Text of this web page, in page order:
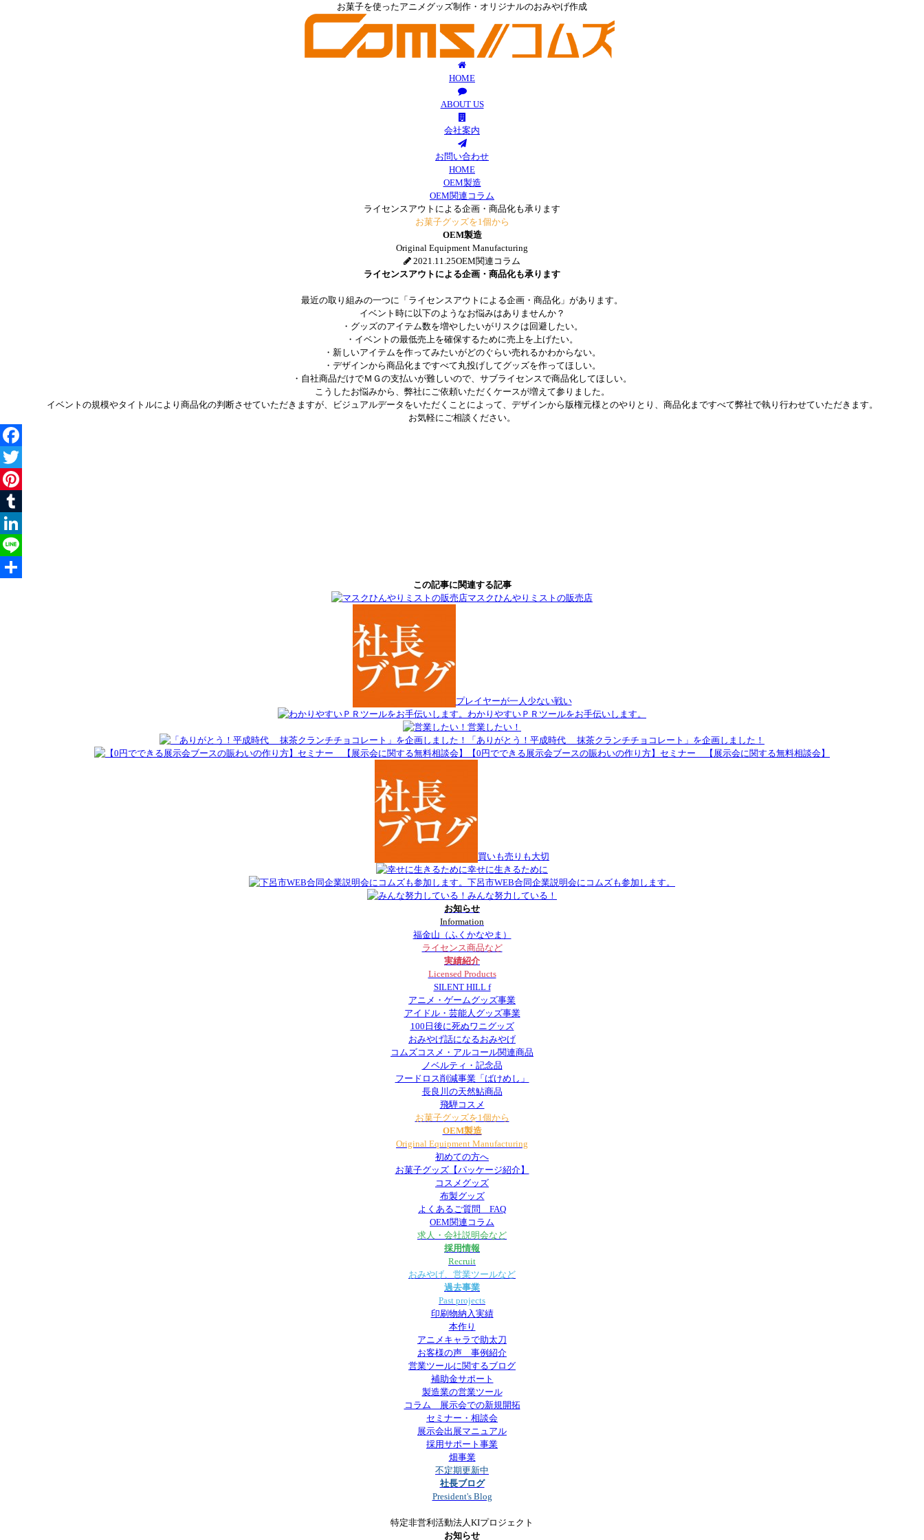
お菓子を使ったアニメグッズ制作・オリジナルのおみやげ作成
HOME
ABOUT US
会社案内
お問い合わせ
HOME
OEM製造
OEM関連コラム
ライセンスアウトによる企画・商品化も承ります
お菓子グッズを1個から
OEM製造
Original Equipment Manufacturing
2021.11.25OEM関連コラム
ライセンスアウトによる企画・商品化も承ります
最近の取り組みの一つに「ライセンスアウトによる企画・商品化」があります。
イベント時に以下のようなお悩みはありませんか？
・グッズのアイテム数を増やしたいがリスクは回避したい。
・イベントの最低売上を確保するために売上を上げたい。
・新しいアイテムを作ってみたいがどのぐらい売れるかわからない。
・デザインから商品化まですべて丸投げしてグッズを作ってほしい。
・自社商品だけでＭＧの支払いが難しいので、サブライセンスで商品化してほしい。
こうしたお悩みから、弊社にご依頼いただくケースが増えて参りました。
イベントの規模やタイトルにより商品化の判断させていただきますが、ビジュアルデータをいただくことによって、デザインから版権元様とのやりとり、商品化まですべて弊社で執り行わせていただきます。
お気軽にご相談ください。
共
有
この記事に関連する記事
マスクひんやりミストの販売店
プレイヤーが一人少ない戦い
わかりやすいＰＲツールをお手伝いします。
営業したい！
「ありがとう！平成時代 抹茶クランチチョコレート」を企画しました！
【0円でできる展示会ブースの賑わいの作り方】セミナー 【展示会に関する無料相談会】
買いも売りも大切
幸せに生きるために
下呂市WEB合同企業説明会にコムズも参加します。
みんな努力している！
お知らせ
Information
福金山（ふくかなやま）
ライセンス商品など
実績紹介
Licensed Products
SILENT HILL f
アニメ・ゲームグッズ事業
アイドル・芸能人グッズ事業
100日後に死ぬワニグッズ
おみやげ話になるおみやげ
コムズコスメ・アルコール関連商品
ノベルティ・記念品
フードロス削減事業「ばけめし」
長良川の天然鮎商品
飛騨コスメ
お菓子グッズを1個から
OEM製造
Original Equipment Manufacturing
初めての方へ
お菓子グッズ【パッケージ紹介】
コスメグッズ
布製グッズ
よくあるご質問 FAQ
OEM関連コラム
求人・会社説明会など
採用情報
Recruit
おみやげ、営業ツールなど
過去事業
Past projects
印刷物納入実績
本作り
アニメキャラで助太刀
お客様の声 事例紹介
営業ツールに関するブログ
補助金サポート
製造業の営業ツール
コラム 展示会での新規開拓
セミナー・相談会
展示会出展マニュアル
採用サポート事業
畑事業
不定期更新中
社長ブログ
President's Blog
特定非営利活動法人KIプロジェクト
お知らせ